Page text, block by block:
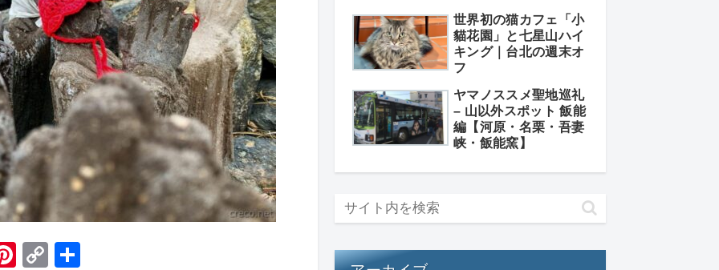
Pi
C
世界初の猫カフェ「小
貓花園」と七星山ハイ
キング｜台北の週末オ
フ
ヤマノススメ聖地巡礼
– 山以外スポット 飯能
編【河原・名栗・吾妻
峡・飯能窯】